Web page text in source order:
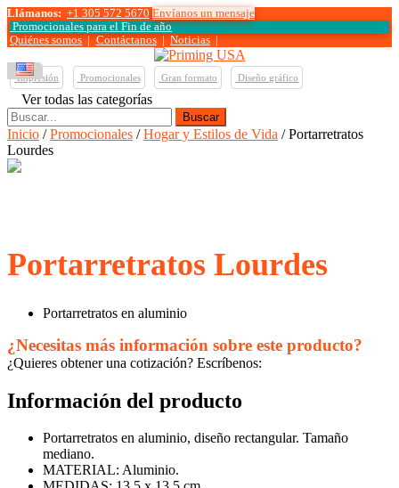
Llámanos: +1 305 572 5670 Envíanos un mensaje
Promocionales para elFin de año
Quiénes somos
Contáctanos Noticias
Impresión Promocionales Gran formato Diseño gráfico
Ver todas las categorías
Buscar:
Inicio /Promocionales /Hogar y Estilos de Vida / Portarretratos
Lourdes
Portarretratos Lourdes
Portarretratos en aluminio
¿Necesitas más información sobre este producto?
¿Quieres obtener una cotización? Escríbenos:
Información del producto
Portarretratos en aluminio, diseño rectangular. Tamaño
mediano.
MATERIAL: Aluminio.